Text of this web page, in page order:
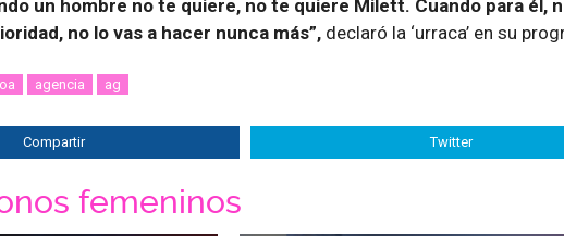
un hombre no te quiere, no te quiere Milett. Cuando para él,
no lo vas a hacer nunca más”, declaró la ‘urraca’ en su
agencia ag
Compartir Twitter
femeninos